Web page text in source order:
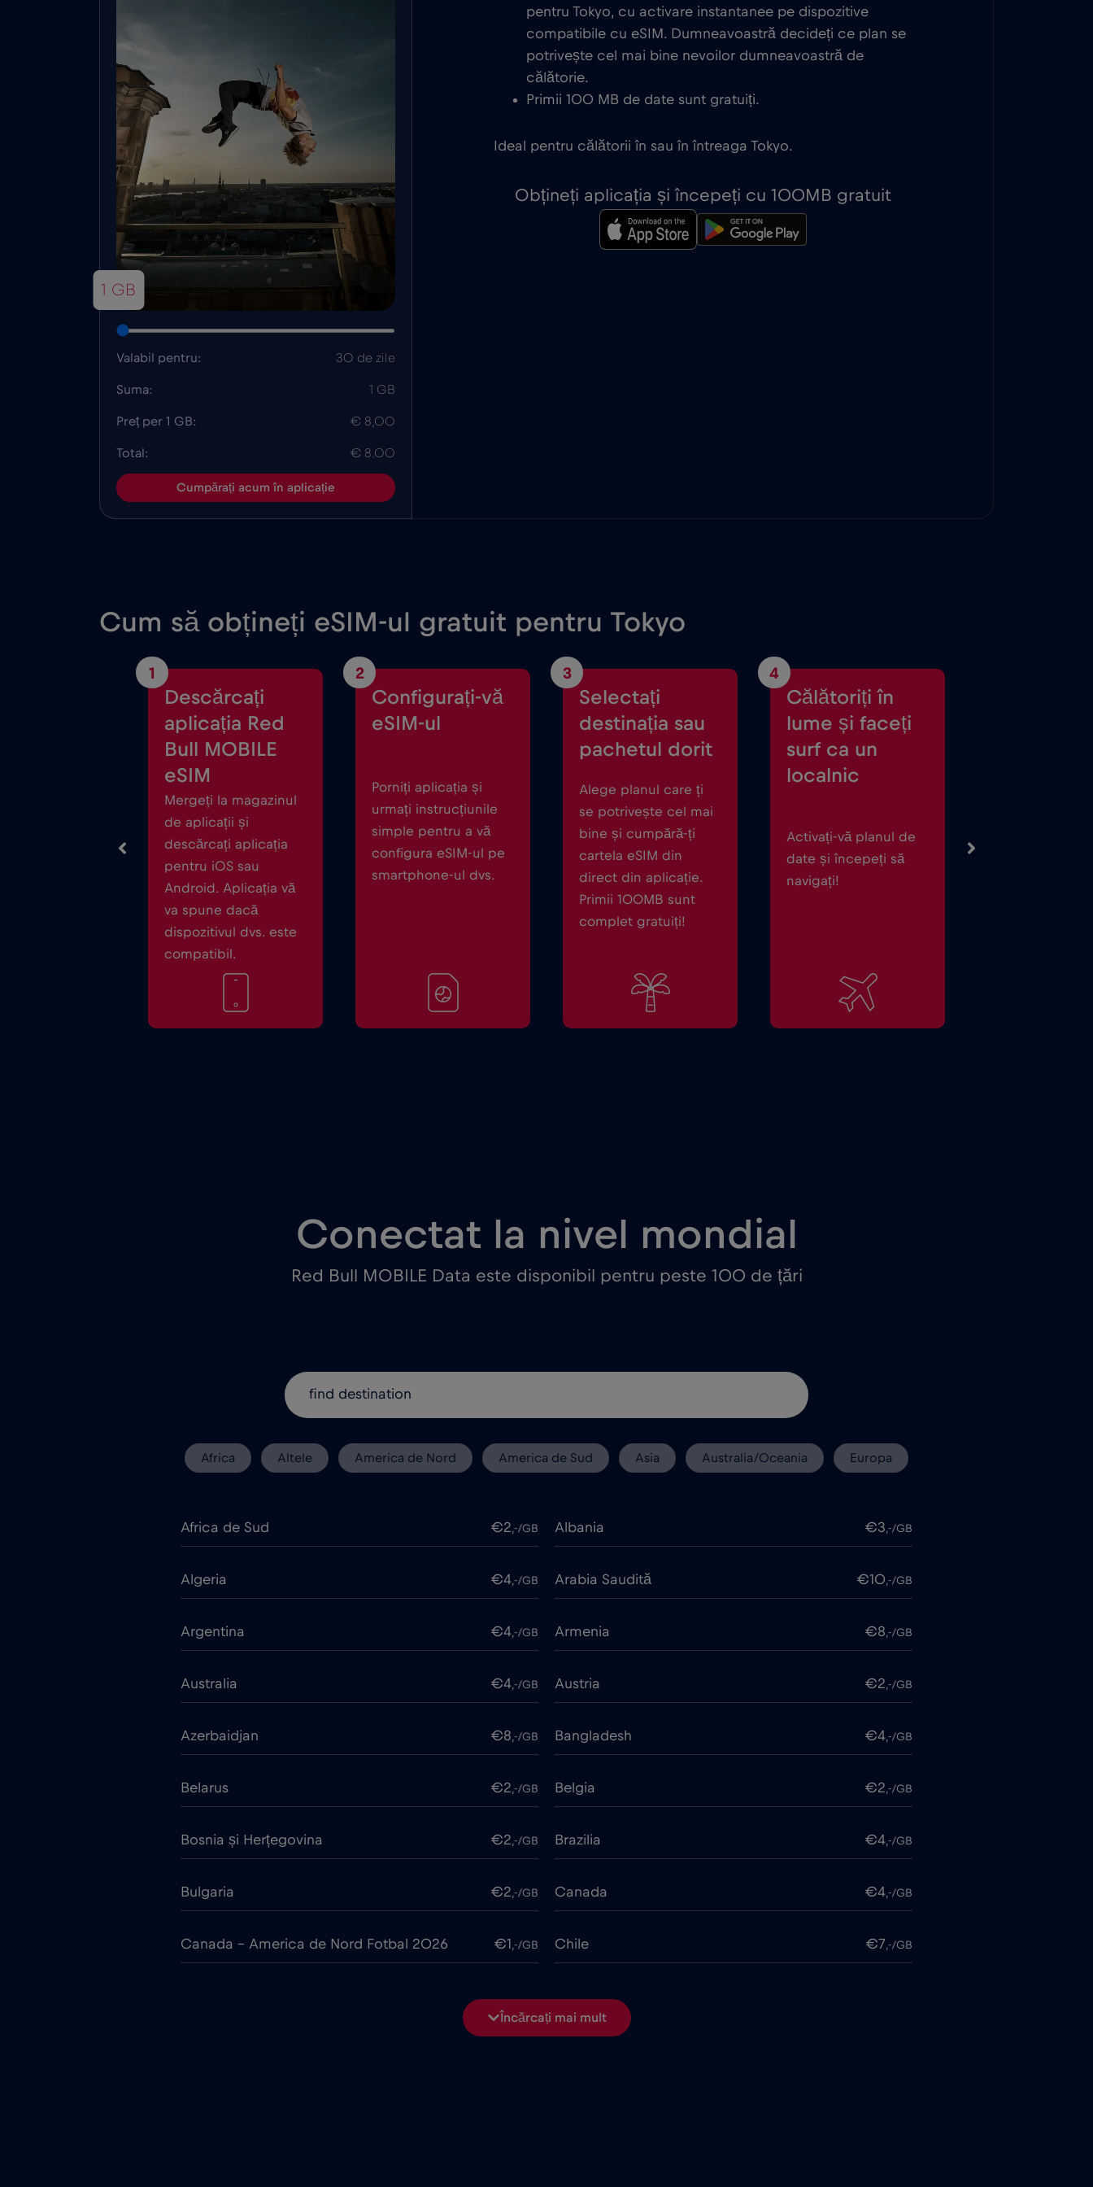
1 GB
Valabil pentru: 30 de zile
Suma: 1 GB
Preț per 1 GB: € 8,00
Total: € 8.00
Cumpărați acum în aplicație
pentru Tokyo, cu activare instantanee pe dispozitive
compatibile cu eSIM. Dumneavoastră decideți ce plan se
potrivește cel mai bine nevoilor dumneavoastră de
călătorie.
Primii 100 MB de date sunt gratuiți.
Ideal pentru călătorii în sau în întreaga Tokyo.
Obțineți aplicația și începeți cu 100MB gratuit
Cum să obțineți eSIM-ul gratuit pentru Tokyo
1
Descărcați
aplicația Red
Bull MOBILE
eSIM
Mergeți la magazinul
de aplicații și
descărcați aplicația
pentru iOS sau
Android. Aplicația vă
va spune dacă
dispozitivul dvs. este
compatibil.
2
Configurați-vă
eSIM-ul
Porniți aplicația și
urmați instrucțiunile
simple pentru a vă
configura eSIM-ul pe
smartphone-ul dvs.
3
Selectați
destinația sau
pachetul dorit
Alege planul care ți
se potrivește cel mai
bine și cumpără-ți
cartela eSIM din
direct din aplicație.
Primii 100MB sunt
complet gratuiți!
4
Călătoriți în
lume și faceți
surf ca un
localnic
Activați-vă planul de
date și începeți să
navigați!
Conectat la nivel mondial
Red Bull MOBILE Data este disponibil pentru peste 100 de țări
Africa Altele America de Nord America de Sud Asia Australia/Oceania Europa
Africa de Sud €2,-/GB Albania €3,-/GB
Algeria €4,-/GB Arabia Saudită €10,-/GB
Argentina €4,-/GB Armenia €8,-/GB
Australia €4,-/GB Austria €2,-/GB
Azerbaidjan €8,-/GB Bangladesh €4,-/GB
Belarus €2,-/GB Belgia €2,-/GB
Bosnia și Herțegovina €2,-/GB Brazilia €4,-/GB
Bulgaria €2,-/GB Canada €4,-/GB
Canada - America de Nord Fotbal 2026 €1 ,-/GB Chile €7,-/GB
€6,-/GB Ciad
Încărcați mai mult